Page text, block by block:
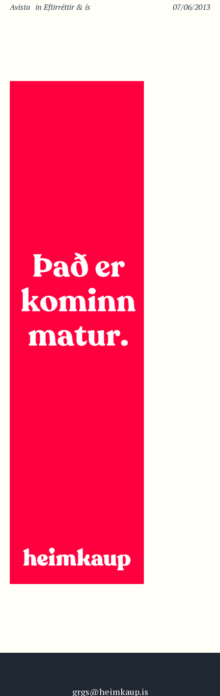
07/06/2013
Avista inEftirréttir & ís
grgs@heimkaup.is